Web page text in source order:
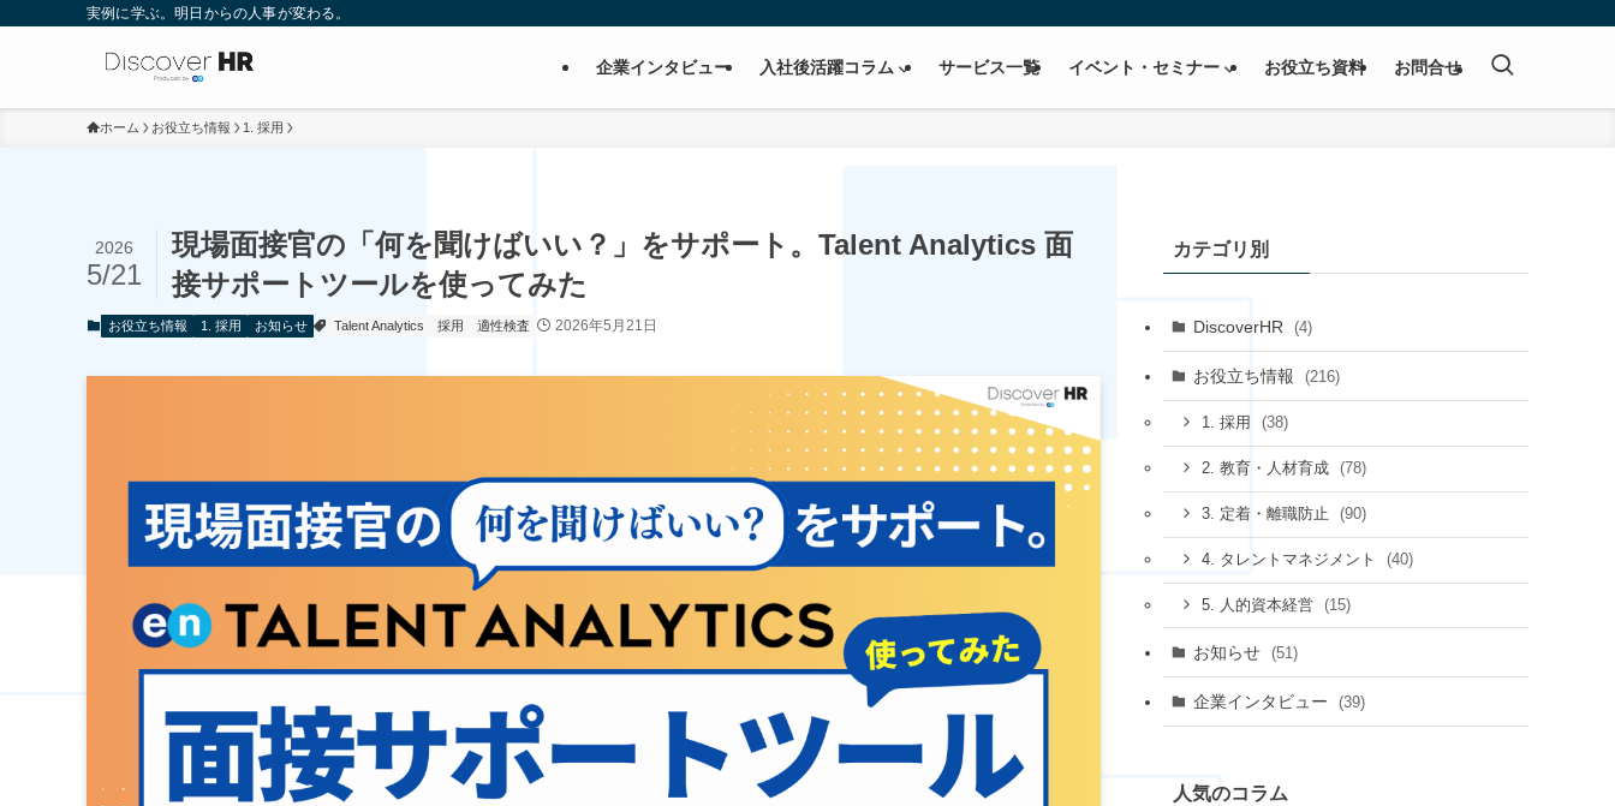
実例に学ぶ。明日からの人事が変わる。
企業インタビュー 入社後活躍コラム サービス一覧 イベント・セミナー お役立ち資料 お問合せ
ホーム お役立ち情報 1. 採用
現場面接官の「何を聞けばいい？」をサポート。Talent Analytics 面
接サポートツールを使ってみた
2026
5/21
お役立ち情報 1. 採用 お知らせ Talent Analytics 採用 適性検査 2026年5月21日
カテゴリ別
DiscoverHR (4)
お役立ち情報 (216)
1. 採用 (38)
2. 教育・人材育成 (78)
3. 定着・離職防止 (90)
4. タレントマネジメント (40)
5. 人的資本経営 (15)
お知らせ (51)
企業インタビュー (39)
人気のコラム